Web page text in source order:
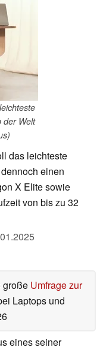
der Welt
das leichteste
einen
X Elite sowie
von bis zu 32
große Umfrage zur
Laptops und
eines seiner